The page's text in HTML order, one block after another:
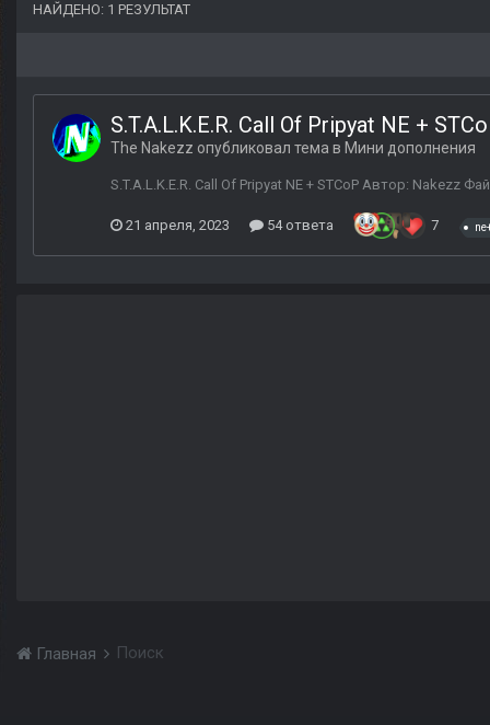
НАЙДЕНО: 1 РЕЗУЛЬТАТ
S.T.A.L.K.E.R. Call Of Pripyat NE +
The Nakezz опубликовал тема в Мини дополнения
S.T.A.L.K.E.R. Call Of Pripyat NE + STCoP Автор: Nakezz
21 апреля, 2023 54 ответа 7
Главная Поиск